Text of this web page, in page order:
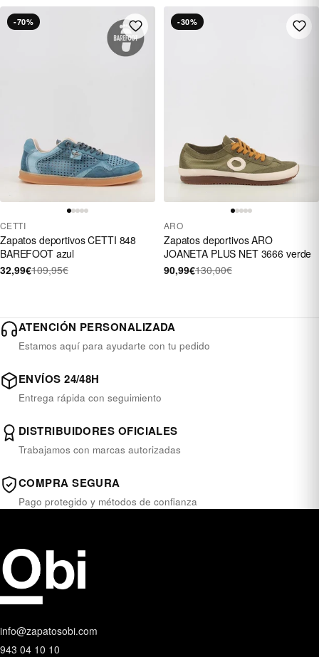
-70%
CETTI
Zapatos deportivos CETTI 848
BAREFOOT azul
32,99€109,95€
-30%
ARO
Zapatos deportivos ARO
JOANETA PLUS NET 3666 verde
90,99€130,00€
ATENCIÓN PERSONALIZADA
Estamos aquí para ayudarte con tu pedido
ENVÍOS 24/48H
Entrega rápida con seguimiento
DISTRIBUIDORES OFICIALES
Trabajamos con marcas autorizadas
COMPRA SEGURA
Pago protegido y métodos de confianza
info@zapatosobi.com
943 04 10 10